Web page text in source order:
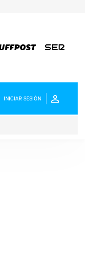
INICIAR SESIÓN